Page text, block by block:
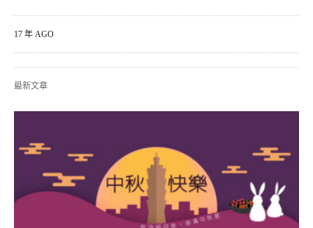
17 年 AGO
最新文章